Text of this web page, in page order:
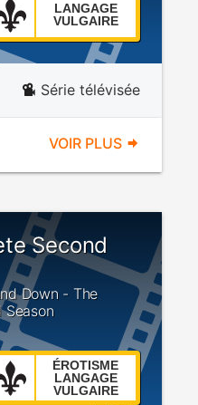
LANGAGE
VULGAIRE
Série télévisée
VOIR PLUS
Second
Down - The
Season
ÉROTISME
LANGAGE
VULGAIRE